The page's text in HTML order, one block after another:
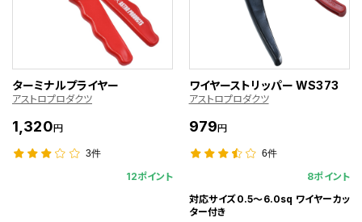
ターミナルプライヤー
アストロプロダクツ
1,320円
3件
12ポイント
ワイヤーストリッパー WS373
アストロプロダクツ
979円
6件
8ポイント
対応サイズ0.5～6.0sq ワイヤーカッ
ター付き